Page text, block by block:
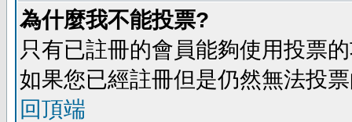
為什麼我不能投票?
只有已註冊的會員能夠使用投票
如果您已經註冊但是仍然無法投
回頂端